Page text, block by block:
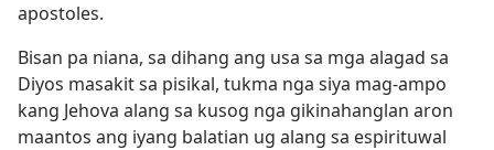
apostoles.
Bisan pa niana, sa dihang ang usa sa mga alagad sa
Diyos masakit sa pisikal, tukma nga siya mag-ampo
kang Jehova alang sa kusog nga gikinahanglan aron
maantos ang iyang balatian ug alang sa espirituwal